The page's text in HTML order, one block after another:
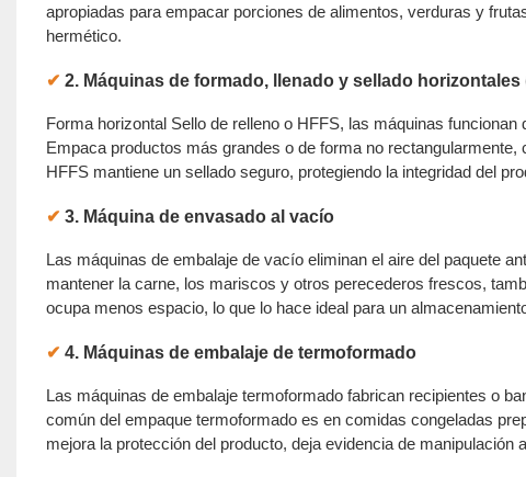
apropiadas para empacar porciones de alimentos, verduras y
hermético.
✔ 2. Máquinas de formado, llenado y sellado horizontales
Forma horizontal Sello de relleno o HFFS, las máquinas
Empaca productos más grandes o de forma no
HFFS mantiene un sellado seguro, protegiendo la integridad del
✔ 3. Máquina de envasado al vacío
Las máquinas de embalaje de vacío eliminan el aire del paquete
mantener la carne, los mariscos y otros perecederos frescos,
ocupa menos espacio, lo que lo hace ideal para un
✔ 4. Máquinas de embalaje de termoformado
Las máquinas de embalaje termoformado fabrican recipientes o
común del empaque termoformado es en comidas congeladas
mejora la protección del producto, deja evidencia de